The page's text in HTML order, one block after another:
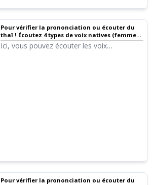
Pour vérifier la prononciation ou écouter du
thaï ! Écoutez 4 types de voix natives (femmes
et hommes)
Ici, vous pouvez écouter les voix
Pour vérifier la prononciation ou écouter du